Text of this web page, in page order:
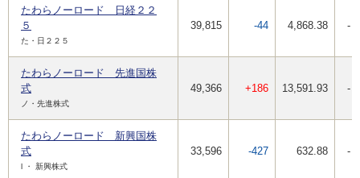
たわらノーロード 日経２２
５
た・日２２５
39,815 -44 4,868.38 -
たわらノーロード 先進国株
式
ノ・先進株式
49,366 +186 13,591.93 -
たわらノーロード 新興国株
式
l ・ 新興株式
33,596 -427 632.88 -